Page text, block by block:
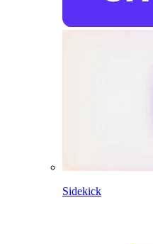
Sidekick